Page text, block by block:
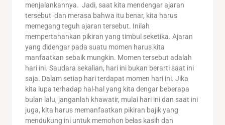
menjalankannya. Jadi, saat kita mendengar ajaran
tersebut dan merasa bahwa itu benar, kita harus
memegang teguh ajaran tersebut. Inilah
mempertahankan pikiran yang timbul seketika. Ajaran
yang didengar pada suatu momen harus kita
manfaatkan sebaik mungkin. Momen tersebut adalah
hari ini. Saudara sekalian, hari ini bukan berarti saat ini
saja. Dalam setiap hari terdapat momen hari ini. Jika
kita lupa terhadap hal-hal yang kita dengar beberapa
bulan lalu, janganlah khawatir, mulai hari ini dan saat ini
juga, kita harus memanfaatkan pikiran bajik yang
mendukung ini untuk memohon belas kasih dan